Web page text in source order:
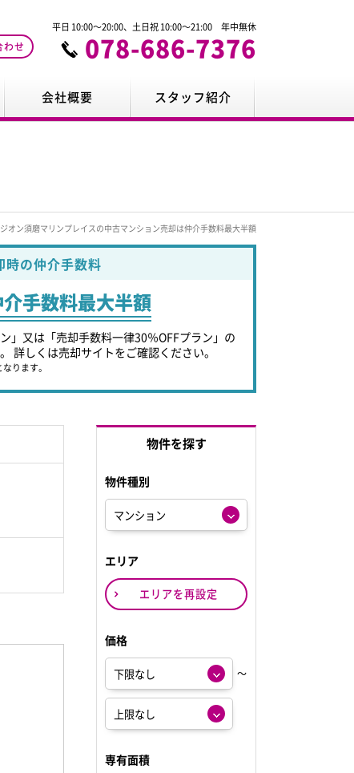
わせ
平日 10:00～20:00、土日祝 10:00～21:00 年中無休
078-686-7376
会社概要 スタッフ紹介
オン須磨マリンプレイスの中古マンション売却は仲介手数料最大半額
時の仲介手数料
手数料最大半額
」又は「売却手数料一律30％OFFプラン」の
詳しくは売却サイトをご確認ください。
ります。
物件を探す
物件種別
エリア
エリアを再設定
価格
～
専有面積